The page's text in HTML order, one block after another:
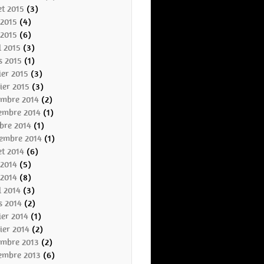
2015 (3)
(4)
(6)
(3)
2015 (1)
2015 (3)
2015 (3)
2014 (2)
2014 (1)
2014 (1)
2014 (1)
2014 (6)
(5)
(8)
(3)
2014 (2)
2014 (1)
2014 (2)
2013 (2)
2013 (6)